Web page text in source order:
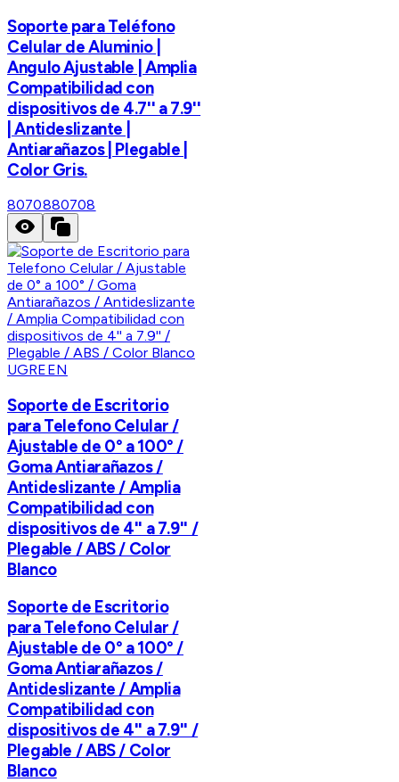
Soporte para Teléfono
Celular de Aluminio |
Angulo Ajustable | Amplia
Compatibilidad con
dispositivos de 4.7'' a 7.9''
| Antideslizante |
Antiarañazos | Plegable |
Color Gris.
8070880708
UGREEN
Soporte de Escritorio
para Telefono Celular /
Ajustable de 0° a 100° /
Goma Antiarañazos /
Antideslizante / Amplia
Compatibilidad con
dispositivos de 4'' a 7.9'' /
Plegable / ABS / Color
Blanco
Soporte de Escritorio
para Telefono Celular /
Ajustable de 0° a 100° /
Goma Antiarañazos /
Antideslizante / Amplia
Compatibilidad con
dispositivos de 4'' a 7.9'' /
Plegable / ABS / Color
Blanco